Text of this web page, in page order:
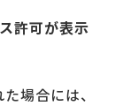
許可が表示
場合には、